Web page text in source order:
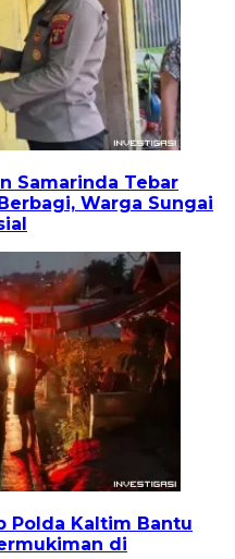
Samarinda Tebar
Warga Sungai
Polda Kaltim Bantu
di